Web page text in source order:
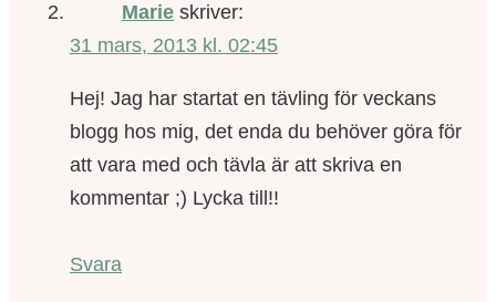
Marie skriver:
31 mars, 2013 kl. 02:45
Hej! Jag har startat en tävling för veckans
blogg hos mig, det enda du behöver göra för
att vara med och tävla är att skriva en
kommentar ;) Lycka till!!
Svara